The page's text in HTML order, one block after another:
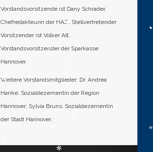
Vorstandsvorsitzende ist Dany Schrader,
Chefredakteurin der HAZ. Stellvertretender
Vorsitzender ist Volker Alt,
Vorstandsvorsitzender der Sparkasse
Hannover.
Weitere Vorstandsmitglieder: Dr. Andrea
Hanke, Sozialdezernentin der Region
Hannover; Sylvia Bruns, Sozialdezernentin
der Stadt Hannover.